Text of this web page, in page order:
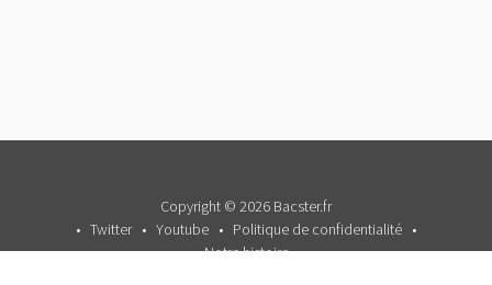
Copyright © 2026 Bacster.fr
Twitter
Youtube
Politique de confidentialité
Notre histoire